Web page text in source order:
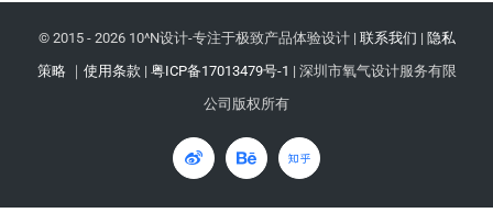
© 2015 - 2026 10^N设计-专注于极致产品体验设计 | 联系我们 | 隐私
策略 ｜ 使用条款 | 粤ICP备17013479号-1 | 深圳市氧气设计服务有限
公司版权所有
微
博
Behance
知
乎